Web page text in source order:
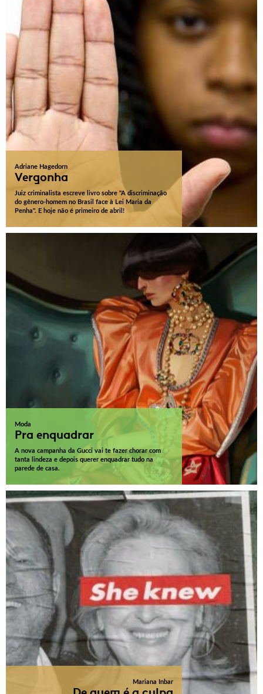
Adriane Hagedorn
Vergonha
Juiz criminalista escreve livro sobre "A discriminação
do gênero-homem no Brasil face à Lei Maria da
Penha". E hoje não é primeiro de abril!
Moda
Pra enquadrar
A nova campanha da Gucci vai te fazer chorar com
tanta lindeza e depois querer enquadrar tudo na
parede de casa.
Mariana Inbar